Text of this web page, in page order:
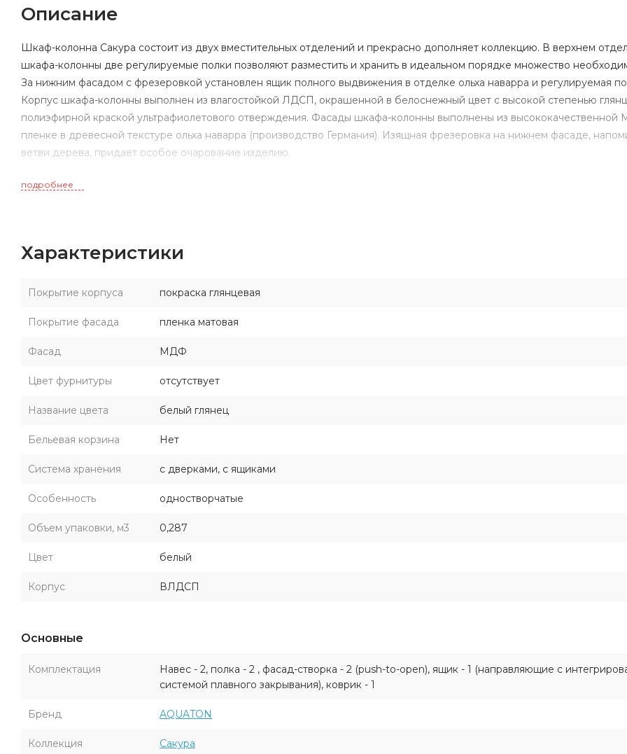
Описание
Шкаф-колонна Сакура состоит из двух вместительных отделений и прекрасно дополняет коллекцию. В верхнем
шкафа-колонны две регулируемые полки позволяют разместить и хранить в идеальном порядке множество
За нижним фасадом с фрезеровкой установлен ящик полного выдвижения в отделке ольха наварра и регулируемая
Корпус шкафа-колонны выполнен из влагостойкой ЛДСП, окрашенной в белоснежный цвет с высокой степенью
полиэфирной краской ультрафиолетового отверждения. Фасады шкафа-колонны выполнены из
пленке в древесной текстуре ольха наварра (производство Германия). Изящная фрезеровка на нижнем фасаде,
ветви дерева, придает особое очарование изделию.
подробнее
Характеристики
Покрытие корпуса покраска глянцевая
Покрытие фасада пленка матовая
Фасад МДФ
Цвет фурнитуры отсутствует
Название цвета белый глянец
Бельевая корзина Нет
Система хранения с дверками, с ящиками
Особенность одностворчатые
Объем упаковки, м3 0,287
Цвет белый
Корпус ВЛДСП
Основные
Комплектация
Навес - 2, полка - 2 , фасад-створка - 2 (push-to-open), ящик - 1 (направляющие с
системой плавного закрывания), коврик - 1
Бренд AQUATON
Коллекция Сакура